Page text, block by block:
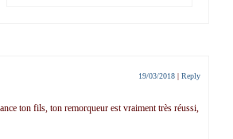
19/03/2018 | Reply
ton fils, ton remorqueur est vraiment très réussi,